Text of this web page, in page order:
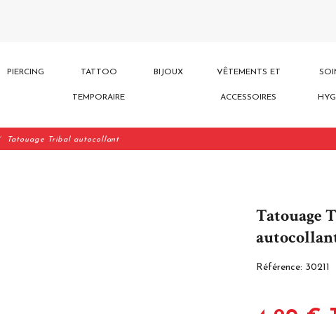
PIERCING TATTOO
TEMPORAIRE
BIJOUX VÊTEMENTS ET
ACCESSOIRES
Tatouage Tribal autocollant
Tatouage
Référence: 30211